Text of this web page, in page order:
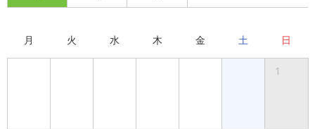
月 火 水 木 金 土 日
1